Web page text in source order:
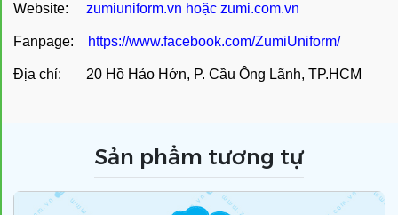
Website: zumiuniform.vn hoặc zumi.com.vn
Fanpage: https://www.facebook.com/ZumiUniform/
Địa chỉ: 20 Hồ Hảo Hớn, P. Cầu Ông Lãnh, TP.HCM
Sản phẩm tương tự